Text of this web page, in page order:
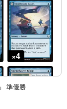
準優勝